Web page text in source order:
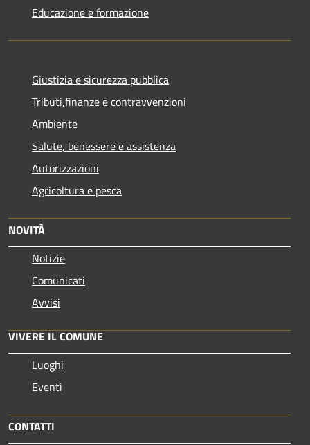
Educazione e formazione
Giustizia e sicurezza pubblica
Tributi,finanze e contravvenzioni
Ambiente
Salute, benessere e assistenza
Autorizzazioni
Agricoltura e pesca
NOVITÀ
Notizie
Comunicati
Avvisi
VIVERE IL COMUNE
Luoghi
Eventi
CONTATTI